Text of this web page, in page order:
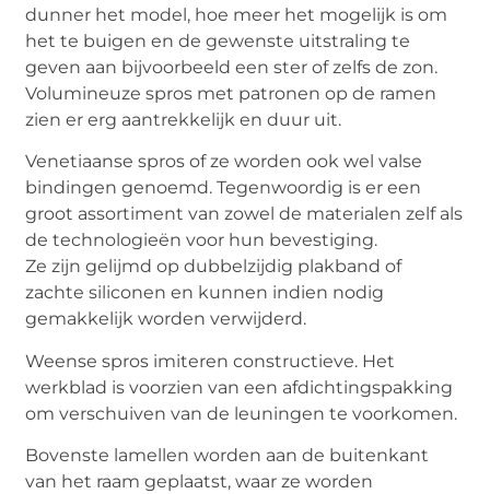
dunner het model, hoe meer het mogelijk is om
het te buigen en de gewenste uitstraling te
geven aan bijvoorbeeld een ster of zelfs de zon.
Volumineuze spros met patronen op de ramen
zien er erg aantrekkelijk en duur uit.
Venetiaanse spros of ze worden ook wel valse
bindingen genoemd. Tegenwoordig is er een
groot assortiment van zowel de materialen zelf als
de technologieën voor hun bevestiging.
Ze zijn gelijmd op dubbelzijdig plakband of
zachte siliconen en kunnen indien nodig
gemakkelijk worden verwijderd.
Weense spros imiteren constructieve. Het
werkblad is voorzien van een afdichtingspakking
om verschuiven van de leuningen te voorkomen.
Bovenste lamellen worden aan de buitenkant
van het raam geplaatst, waar ze worden